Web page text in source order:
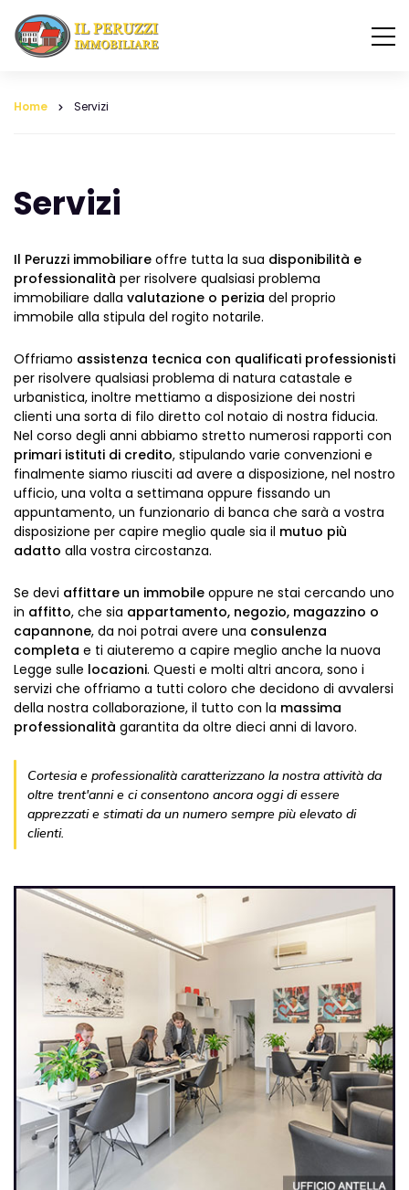
Home Servizi
Servizi
Il Peruzzi immobiliare offre tutta la sua disponibilità e
professionalità per risolvere qualsiasi problema
immobiliare dalla valutazione o perizia del proprio
immobile alla stipula del rogito notarile.
Offriamo assistenza tecnica con qualificati professionisti
per risolvere qualsiasi problema di natura catastale e
urbanistica, inoltre mettiamo a disposizione dei nostri
clienti una sorta di filo diretto col notaio di nostra fiducia.
Nel corso degli anni abbiamo stretto numerosi rapporti con
primari istituti di credito, stipulando varie convenzioni e
finalmente siamo riusciti ad avere a disposizione, nel nostro
ufficio, una volta a settimana oppure fissando un
appuntamento, un funzionario di banca che sarà a vostra
disposizione per capire meglio quale sia il mutuo più
adatto alla vostra circostanza.
Se devi affittare un immobile oppure ne stai cercando uno
in affitto, che sia appartamento, negozio, magazzino o
capannone, da noi potrai avere una consulenza
completa e ti aiuteremo a capire meglio anche la nuova
Legge sulle locazioni. Questi e molti altri ancora, sono i
servizi che offriamo a tutti coloro che decidono di avvalersi
della nostra collaborazione, il tutto con la massima
professionalità garantita da oltre dieci anni di lavoro.
Cortesia e professionalità caratterizzano la nostra attività da
oltre trent'anni e ci consentono ancora oggi di essere
apprezzati e stimati da un numero sempre più elevato di
clienti.